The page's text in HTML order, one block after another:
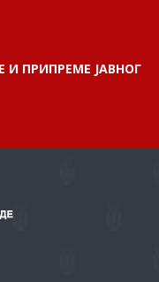
И ПРИПРЕМЕ ЈАВНОГ